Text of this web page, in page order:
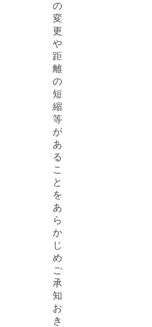
の
変
更
や
距
離
の
短
縮
等
が
あ
る
こ
と
を
あ
ら
か
じ
め
ご
承
知
お
き